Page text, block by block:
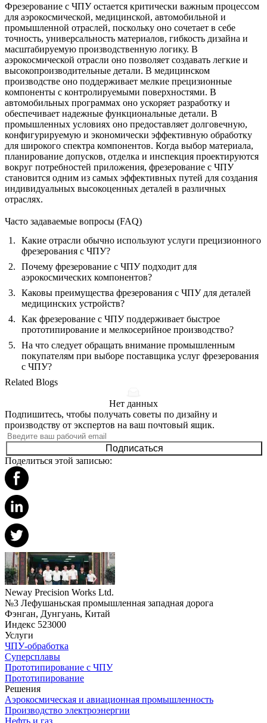
Фрезерование с ЧПУ остается критически важным процессом
для аэрокосмической, медицинской, автомобильной и
промышленной отраслей, поскольку оно сочетает в себе
точность, универсальность материалов, гибкость дизайна и
масштабируемую производственную логику. В
аэрокосмической отрасли оно позволяет создавать легкие и
высокопроизводительные детали. В медицинском
производстве оно поддерживает мелкие прецизионные
компоненты с контролируемыми поверхностями. В
автомобильных программах оно ускоряет разработку и
обеспечивает надежные функциональные детали. В
промышленных условиях оно предоставляет долговечную,
конфигурируемую и экономически эффективную обработку
для широкого спектра компонентов. Когда выбор материала,
планирование допусков, отделка и инспекция проектируются
вокруг потребностей приложения, фрезерование с ЧПУ
становится одним из самых эффективных путей для создания
индивидуальных высокоценных деталей в различных
отраслях.
Часто задаваемые вопросы (FAQ)
Какие отрасли обычно используют услуги прецизионного
фрезерования с ЧПУ?
Почему фрезерование с ЧПУ подходит для
аэрокосмических компонентов?
Каковы преимущества фрезерования с ЧПУ для деталей
медицинских устройств?
Как фрезерование с ЧПУ поддерживает быстрое
прототипирование и мелкосерийное производство?
На что следует обращать внимание промышленным
покупателям при выборе поставщика услуг фрезерования
с ЧПУ?
Related Blogs
Нет данных
Подпишитесь, чтобы получать советы по дизайну и
производству от экспертов на ваш почтовый ящик.
Подписаться
Поделиться этой записью:
Neway Precision Works Ltd.
№3 Лефушаньская промышленная западная дорога
Фэнган, Дунгуань, Китай
Индекс 523000
Услуги
ЧПУ-обработка
Суперсплавы
Прототипирование с ЧПУ
Прототипирование
Решения
Аэрокосмическая и авиационная промышленность
Производство электроэнергии